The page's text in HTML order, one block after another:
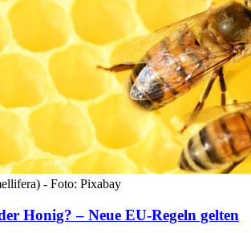
- Foto: Pixabay
Honig? – Neue EU-Regeln gelten